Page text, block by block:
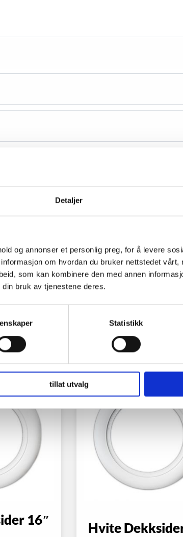
Detaljer
og annonser et personlig preg, for å levere
om hvordan du bruker nettstedet vårt,
som kan kombinere den med annen
bruk av tjenestene deres.
Statistikk
tillat utvalg
16″
Hvite